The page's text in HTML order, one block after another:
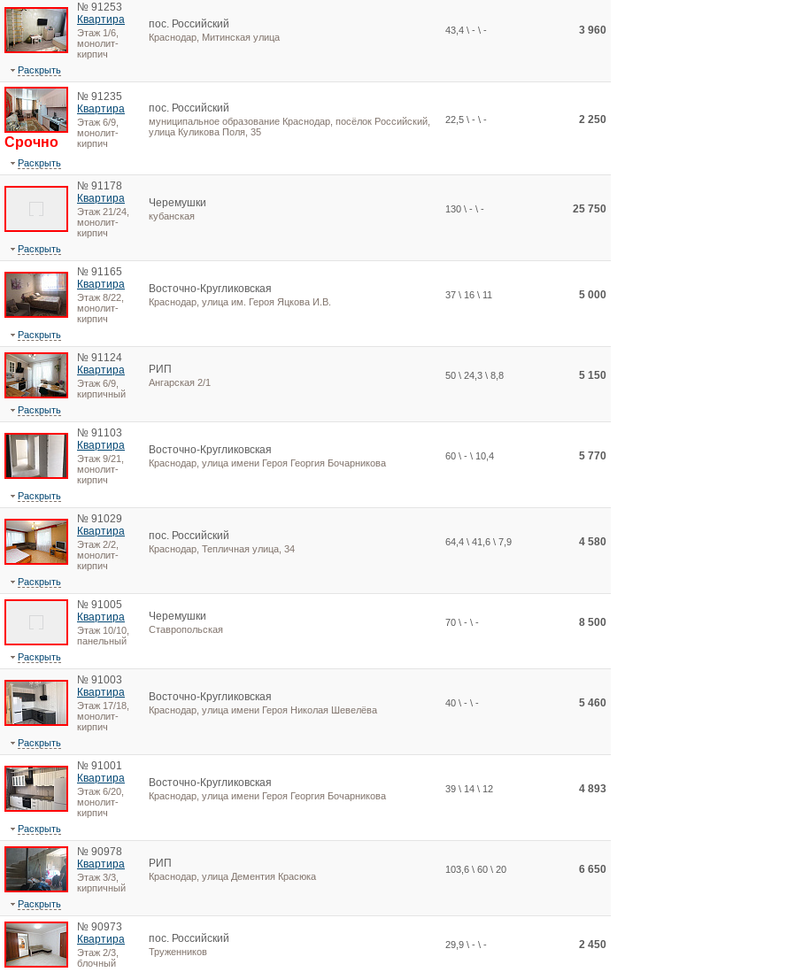
№ 91253
Квартира
Этаж 1/6,
монолит-
кирпич
пос. Российский
Краснодар, Митинская улица
43,4 \ - \ - 3 960
Раскрыть
Срочно
№ 91235
Квартира
Этаж 6/9,
монолит-
кирпич
пос. Российский
муниципальное образование Краснодар, посёлок Российский,
улица Куликова Поля, 35
22,5 \ - \ - 2 250
Раскрыть
№ 91178
Квартира
Этаж 21/24,
монолит-
кирпич
Черемушки
кубанская
130 \ - \ - 25 750
Раскрыть
№ 91165
Квартира
Этаж 8/22,
монолит-
кирпич
Восточно-Кругликовская
Краснодар, улица им. Героя Яцкова И.В.
37 \ 16 \ 11 5 000
Раскрыть
№ 91124
Квартира
Этаж 6/9,
кирпичный
РИП
Ангарская 2/1
50 \ 24,3 \ 8,8 5 150
Раскрыть
№ 91103
Квартира
Этаж 9/21,
монолит-
кирпич
Восточно-Кругликовская
Краснодар, улица имени Героя Георгия Бочарникова
60 \ - \ 10,4 5 770
Раскрыть
№ 91029
Квартира
Этаж 2/2,
монолит-
кирпич
пос. Российский
Краснодар, Тепличная улица, 34
64,4 \ 41,6 \ 7,9 4 580
Раскрыть
№ 91005
Квартира
Этаж 10/10,
панельный
Черемушки
Ставропольская
70 \ - \ - 8 500
Раскрыть
№ 91003
Квартира
Этаж 17/18,
монолит-
кирпич
Восточно-Кругликовская
Краснодар, улица имени Героя Николая Шевелёва
40 \ - \ - 5 460
Раскрыть
№ 91001
Квартира
Этаж 6/20,
монолит-
кирпич
Восточно-Кругликовская
Краснодар, улица имени Героя Георгия Бочарникова
39 \ 14 \ 12 4 893
Раскрыть
№ 90978
Квартира
Этаж 3/3,
кирпичный
РИП
Краснодар, улица Дементия Красюка
103,6 \ 60 \ 20 6 650
Раскрыть
№ 90973
Квартира
Этаж 2/3,
блочный
пос. Российский
Труженников
29,9 \ - \ - 2 450